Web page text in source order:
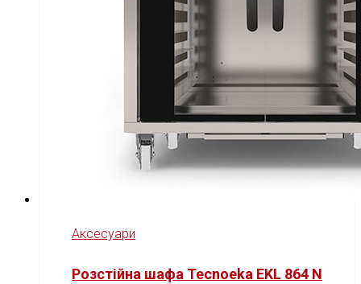
Аксесуари
Розстійна шафа Tecnoeka EKL 864 N